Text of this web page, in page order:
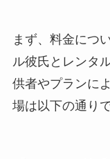
まず、料金につ
ル彼氏とレンタ
供者やプランに
場は以下の通りで